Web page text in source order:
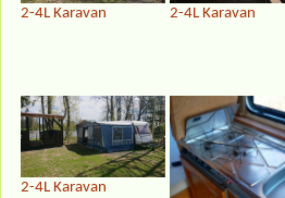
2-4L Karavan
2-4L Karavan
2-4L Karavan